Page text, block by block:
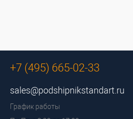
+7 (495) 665-02-33
sales@podshipnikstandart.ru
График работы